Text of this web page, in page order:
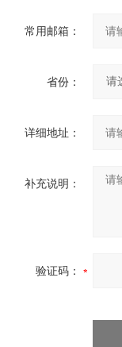
常用邮箱：
省份：
详细地址：
补充说明：
验证码：